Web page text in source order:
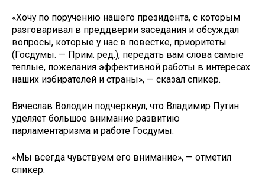
«Хочу по поручению нашего президента, с которым
разговаривал в преддверии заседания и обсуждал
вопросы, которые у нас в повестке, приоритеты
(Госдумы. — Прим. ред.), передать вам слова самые
теплые, пожелания эффективной работы в интересах
наших избирателей и страны», — сказал спикер.
Вячеслав Володин подчеркнул, что Владимир Путин
уделяет большое внимание развитию
парламентаризма и работе Госдумы.
«Мы всегда чувствуем его внимание», — отметил
спикер.